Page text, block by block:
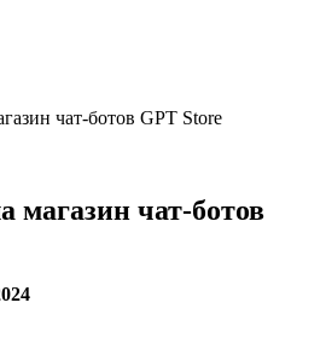
чат-ботов GPT Store
магазин чат-ботов